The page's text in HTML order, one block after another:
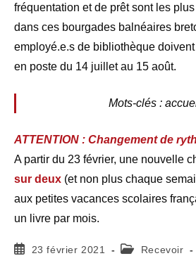
fréquentation et de prêt sont les plus
dans ces bourgades balnéaires
employé.e.s de bibliothèque
en poste du 14 juillet au 15 août.
Mots-clés :
ATTENTION : Changement de
A partir du 23 février, une nouvelle
sur deux (et non plus chaque
aux petites vacances scolaires
un livre par mois.
23 février 2021 Recevoir